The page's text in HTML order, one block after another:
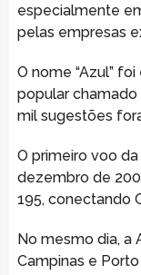
especialmente
pelas empresas
O nome “Azul”
popular chamado
mil sugestões
O primeiro voo
dezembro de
195, conectando
No mesmo dia, a
Campinas e Porto